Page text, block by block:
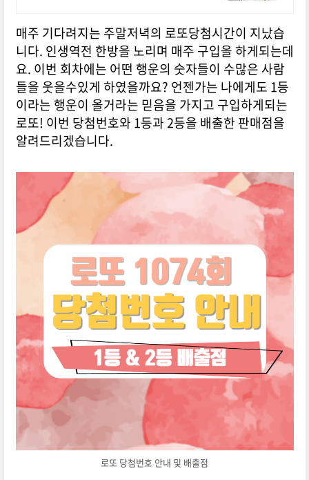
드립니다
매주 기다려지는 주말저녁의 로또당첨시간이 지났습
니다. 인생역전 한방을 노리며 매주 구입을 하게되는데
요. 이번 회차에는 어떤 행운의 숫자들이 수많은 사람
들을 웃을수있게 하였을까요? 언젠가는 나에게도 1등
이라는 행운이 올거라는 믿음을 가지고 구입하게되는
로또! 이번 당첨번호와 1등과 2등을 배출한 판매점을
알려드리겠습니다.
로또 당첨번호 안내 및 배출점